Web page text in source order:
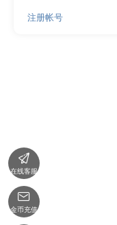
注册帐号

在线客服

金币充值